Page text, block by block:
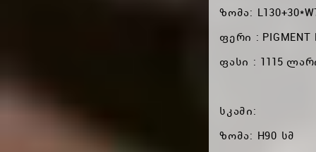
ზომა:
ფერი : PIGMENT
ფასი : 1115
სკამი:
ზომა: H90 სმ